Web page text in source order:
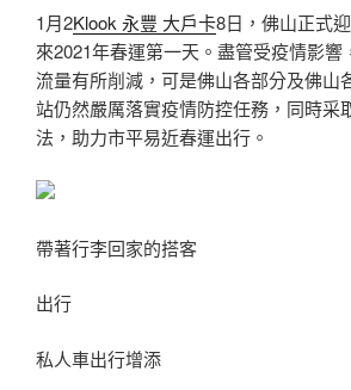
1月2Klook 永豐 大戶卡8日，佛山正式迎
來2021年春運第一天。盡管受疫情影響
流量有所削減，可是佛山各部分及佛山
站仍然嚴厲落實疫情防控任務，同時采
法，助力市平易近春運出行。
帶著行李回家的搭客
出行
私人車出行增添